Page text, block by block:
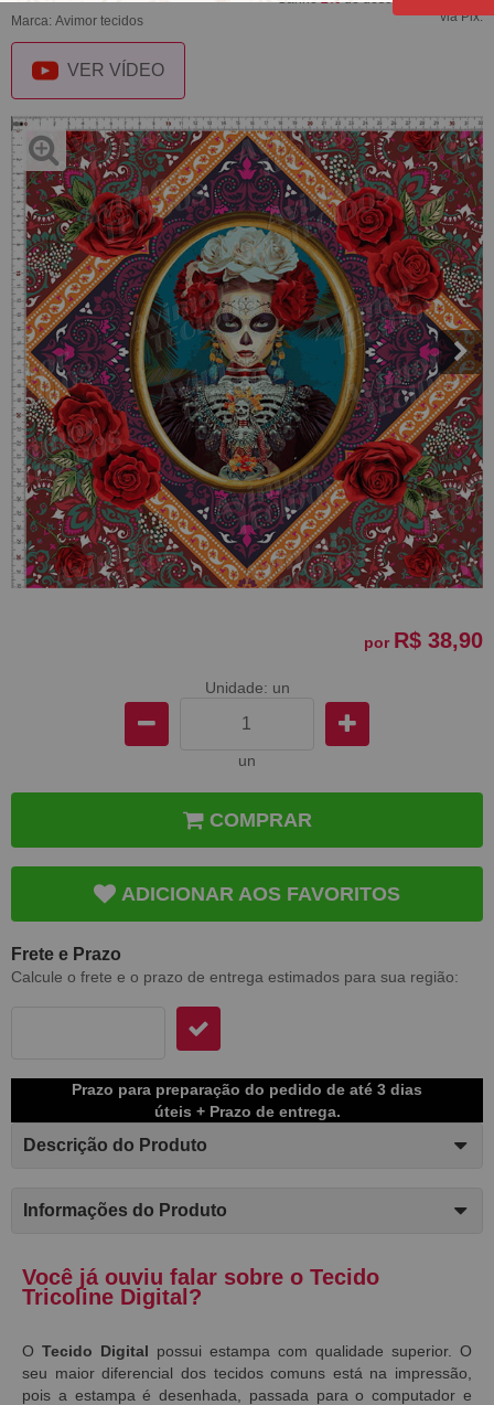
Marca: Avimor tecidos
via Pix.
VER VÍDEO
por R$ 38,90
Unidade: un
un
COMPRAR
ADICIONAR AOS FAVORITOS
Frete e Prazo
Calcule o frete e o prazo de entrega estimados para sua região:
Prazo para preparação do pedido de até 3 dias
úteis + Prazo de entrega.
Descrição do Produto
Informações do Produto
Você já ouviu falar sobre o Tecido
Tricoline Digital?
O Tecido Digital possui estampa com qualidade superior. O
seu maior diferencial dos tecidos comuns está na impressão,
pois a estampa é desenhada, passada para o computador e